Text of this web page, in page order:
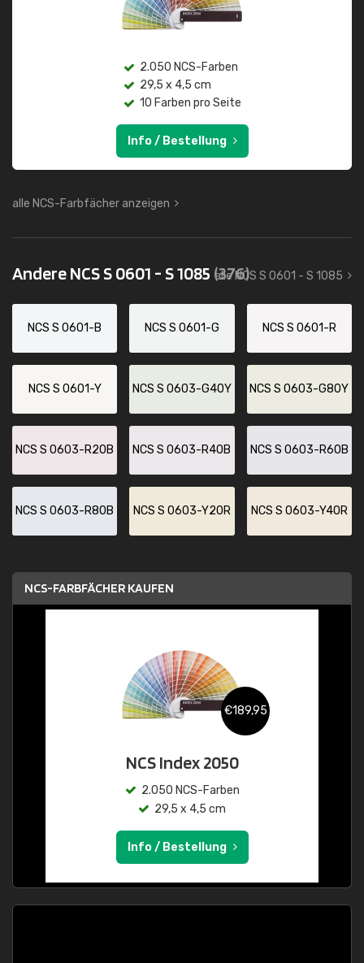
2.050 NCS-Farben
29,5 x 4,5 cm
10 Farben pro Seite
Info / Bestellung
alle NCS-Farbfächer anzeigen
Andere NCS S 0601 - S 1085 (376)
alle NCS S 0601 - S 1085
NCS S 0601-B NCS S 0601-G NCS S 0601-R
NCS S 0601-Y NCS S 0603-G40Y NCS S 0603-G80Y
NCS S 0603-R20B NCS S 0603-R40B NCS S 0603-R60B
NCS S 0603-R80B NCS S 0603-Y20R NCS S 0603-Y40R
NCS-FARBFÄCHER KAUFEN
€189,95
NCS Index 2050
2.050 NCS-Farben
29,5 x 4,5 cm
Info / Bestellung